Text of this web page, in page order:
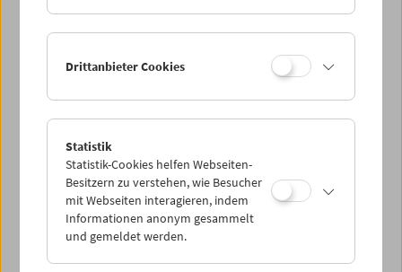
tiefstem Herzen."
Martin Scorsese
Retrospektive Martin Scorsese
Ehrenpräsident
Drittanbieter Cookies
Statistik
Statistik-Cookies helfen Webseiten-
Besitzern zu verstehen, wie Besucher
mit Webseiten interagieren, indem
Informationen anonym gesammelt
und gemeldet werden.